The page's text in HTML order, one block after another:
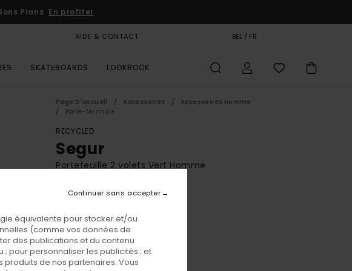
Plans En profiter
AIDE & CONTACT BEL / FR
SKATEBOARDS LOOKBOOK
Page D'accueil Accessoires
Accessoires Homme
Porte-Monnaie
RECYCLED
Segur
Portefeuille 2 volets Vert Homme
ECO-BONUS
VENTE FLASH EXTRA 25%
CouleurBeetle
équivalente pour stocker et/ou
(comme vos données de
des publications et du contenu
pour personnaliser les publicités ; et
de nos partenaires. Vous
Continuer sans accepter